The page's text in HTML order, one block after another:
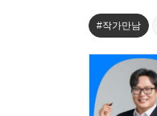
#작가만남